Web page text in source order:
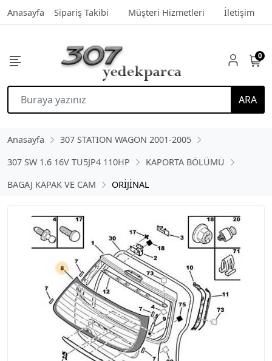
Anasayfa Sipariş Takibi Müşteri Hizmetleri İletişim
ARA
0
Anasayfa
307 STATION WAGON 2001-2005
307 SW 1.6 16V TU5JP4 110HP
KAPORTA BÖLÜMÜ
BAGAJ KAPAK VE CAM
ORİJİNAL